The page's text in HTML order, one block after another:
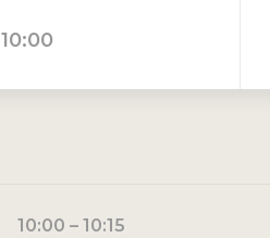
10:00
10:00 – 10:15